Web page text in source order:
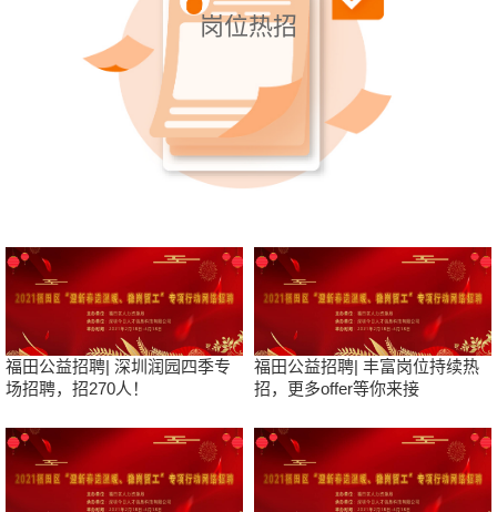
岗位热招
福田公益招聘| 深圳润园四季专
场招聘，招270人！
福田公益招聘| 丰富岗位持续热
招，更多offer等你来接